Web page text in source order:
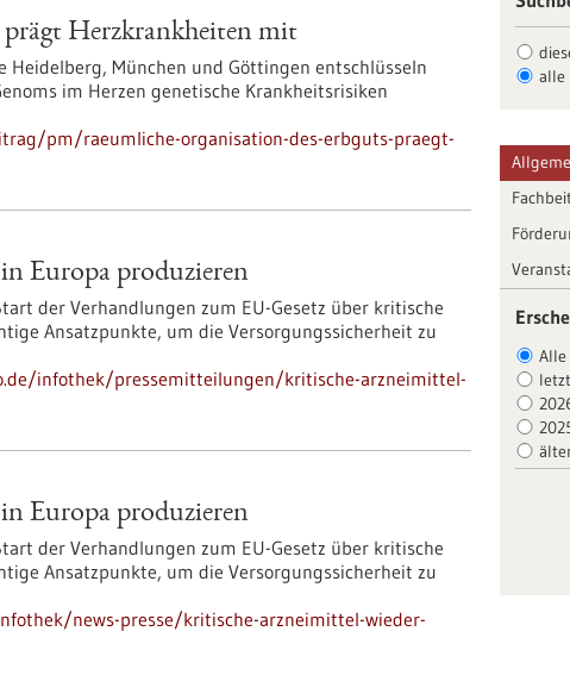
Herzkrankheiten mit
München und Göttingen entschlüsseln
im Herzen genetische Krankheitsrisiken
pm/raeumliche-organisation-des-erbguts-praegt-
Europa produzieren
der Verhandlungen zum EU-Gesetz über kritische
Ansatzpunkte, um die Versorgungssicherheit zu
infothek/pressemitteilungen/kritische-arzneimittel-
Europa produzieren
der Verhandlungen zum EU-Gesetz über kritische
Ansatzpunkte, um die Versorgungssicherheit zu
news-presse/kritische-arzneimittel-wieder-
alle
Alle